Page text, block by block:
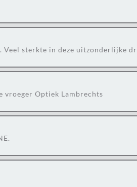
Veel sterkte in deze uitzonderlijke
vroeger Optiek Lambrechts